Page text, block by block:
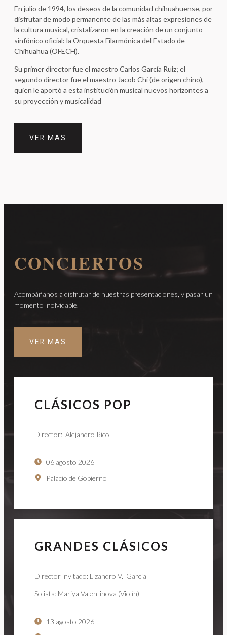
En julio de 1994, los deseos de la comunidad chihuahuense, por
disfrutar de modo permanente de las más altas expresiones de
la cultura musical, cristalizaron en la creación de un conjunto
sinfónico oficial: la Orquesta Filarmónica del Estado de
Chihuahua (OFECH).
Su primer director fue el maestro Carlos García Ruiz; el
segundo director fue el maestro Jacob Chi (de origen chino),
quien le aportó a esta institución musical nuevos horizontes a
su proyección y musicalidad
VER MAS
CONCIERTOS
Acompáñanos a disfrutar de nuestras presentaciones, y pasar un
momento inolvidable.
VER MAS
CLÁSICOS POP
Director: Alejandro Rico
06 agosto 2026
Palacio de Gobierno
GRANDES CLÁSICOS
Director invitado: Lizandro V. García
Solista: Mariya Valentinova (Violín)
13 agosto 2026